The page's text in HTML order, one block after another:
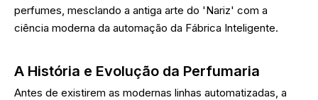
perfumes, mesclando a antiga arte do 'Nariz' com a
ciência moderna da automação da Fábrica Inteligente.
A História e Evolução da Perfumaria
Antes de existirem as modernas linhas automatizadas, a